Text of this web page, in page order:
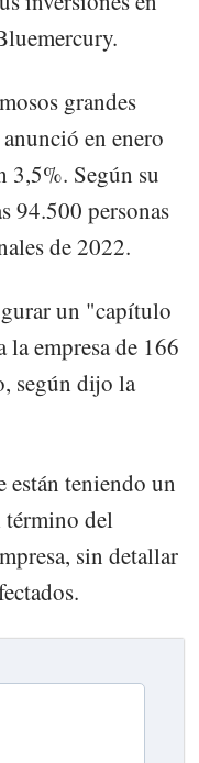
grandes
en enero
3,5%. Según su
94.500 personas
de 2022.
un "capítulo
la empresa de 166
según dijo la
están teniendo un
del
sin detallar